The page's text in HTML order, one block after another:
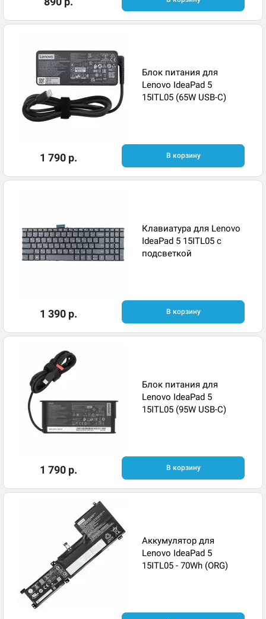
Блок питания для
Lenovo IdeaPad 5
15ITL05 (65W USB-C)
1 790 р. В корзину
Клавиатура для Lenovo
IdeaPad 5 15ITL05 с
подсветкой
1 390 р. В корзину
Блок питания для
Lenovo IdeaPad 5
15ITL05 (95W USB-C)
1 790 р. В корзину
Аккумулятор для
Lenovo IdeaPad 5
15ITL05 - 70Wh (ORG)